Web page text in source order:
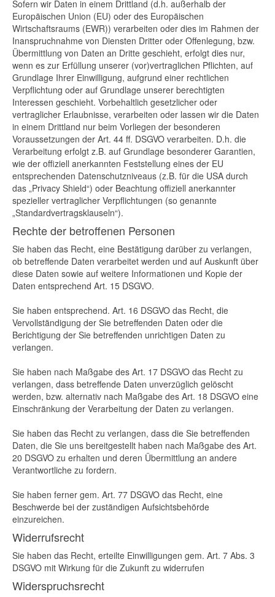
Sofern wir Daten in einem Drittland (d.h. außerhalb der
Europäischen Union (EU) oder des Europäischen
Wirtschaftsraums (EWR)) verarbeiten oder dies im Rahmen der
Inanspruchnahme von Diensten Dritter oder Offenlegung, bzw.
Übermittlung von Daten an Dritte geschieht, erfolgt dies nur,
wenn es zur Erfüllung unserer (vor)vertraglichen Pflichten, auf
Grundlage Ihrer Einwilligung, aufgrund einer rechtlichen
Verpflichtung oder auf Grundlage unserer berechtigten
Interessen geschieht. Vorbehaltlich gesetzlicher oder
vertraglicher Erlaubnisse, verarbeiten oder lassen wir die Daten
in einem Drittland nur beim Vorliegen der besonderen
Voraussetzungen der Art. 44 ff. DSGVO verarbeiten. D.h. die
Verarbeitung erfolgt z.B. auf Grundlage besonderer Garantien,
wie der offiziell anerkannten Feststellung eines der EU
entsprechenden Datenschutzniveaus (z.B. für die USA durch
das „Privacy Shield“) oder Beachtung offiziell anerkannter
spezieller vertraglicher Verpflichtungen (so genannte
„Standardvertragsklauseln“).
Rechte der betroffenen Personen
Sie haben das Recht, eine Bestätigung darüber zu verlangen,
ob betreffende Daten verarbeitet werden und auf Auskunft über
diese Daten sowie auf weitere Informationen und Kopie der
Daten entsprechend Art. 15 DSGVO.
Sie haben entsprechend. Art. 16 DSGVO das Recht, die
Vervollständigung der Sie betreffenden Daten oder die
Berichtigung der Sie betreffenden unrichtigen Daten zu
verlangen.
Sie haben nach Maßgabe des Art. 17 DSGVO das Recht zu
verlangen, dass betreffende Daten unverzüglich gelöscht
werden, bzw. alternativ nach Maßgabe des Art. 18 DSGVO eine
Einschränkung der Verarbeitung der Daten zu verlangen.
Sie haben das Recht zu verlangen, dass die Sie betreffenden
Daten, die Sie uns bereitgestellt haben nach Maßgabe des Art.
20 DSGVO zu erhalten und deren Übermittlung an andere
Verantwortliche zu fordern.
Sie haben ferner gem. Art. 77 DSGVO das Recht, eine
Beschwerde bei der zuständigen Aufsichtsbehörde
einzureichen.
Widerrufsrecht
Sie haben das Recht, erteilte Einwilligungen gem. Art. 7 Abs. 3
DSGVO mit Wirkung für die Zukunft zu widerrufen
Widerspruchsrecht